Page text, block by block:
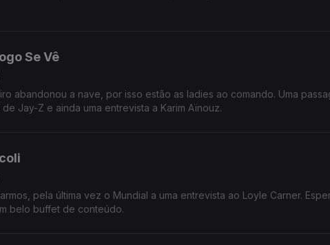
Se Vê
abandonou a nave, por isso estão as ladies ao comando. Uma
Jay-Z e ainda uma entrevista a Karim Aïnouz.
pela última vez o Mundial a uma entrevista ao Loyle Carner.
belo buffet de conteúdo.